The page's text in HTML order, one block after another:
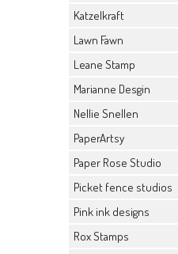
Katzelkraft
Lawn Fawn
Leane Stamp
Marianne Desgin
Nellie Snellen
PaperArtsy
Paper Rose Studio
Picket fence studios
Pink ink designs
Rox Stamps